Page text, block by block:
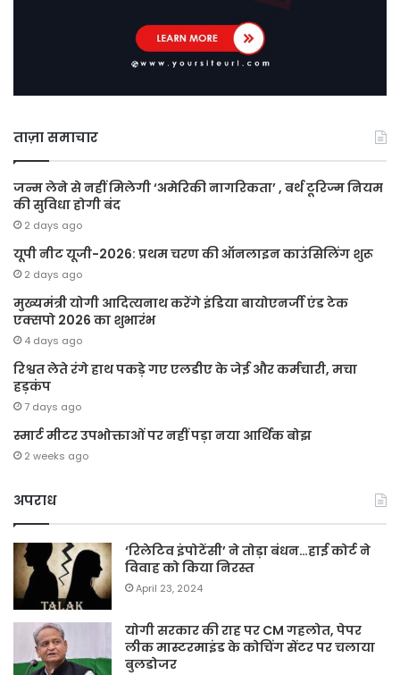
ताज़ा समाचार
जन्म लेने से नहीं मिलेगी ‘अमेरिकी नागरिकता’ , बर्थ टूरिज्म नियम
की सुविधा होगी बंद
2 days ago
यूपी नीट यूजी-2026: प्रथम चरण की ऑनलाइन काउंसिलिंग शुरू
2 days ago
मुख्यमंत्री योगी आदित्यनाथ करेंगे इंडिया बायोएनर्जी एंड टेक
एक्सपो 2026 का शुभारंभ
4 days ago
रिश्वत लेते रंगे हाथ पकड़े गए एलडीए के जेई और कर्मचारी, मचा
हड़कंप
7 days ago
स्मार्ट मीटर उपभोक्ताओं पर नहीं पड़ा नया आर्थिक बोझ
2 weeks ago
अपराध
‘रिलेटिव इंपोटेंसी’ ने तोड़ा बंधन…हाई कोर्ट ने
विवाह को किया निरस्त
April 23, 2024
योगी सरकार की राह पर CM गहलोत, पेपर
लीक मास्टरमाइंड के कोचिंग सेंटर पर चलाया
बुलडोजर